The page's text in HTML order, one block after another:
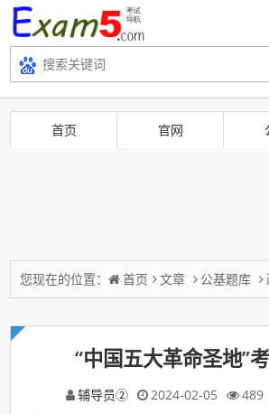
首页 官网
您现在的位置： 首页 文章 公基题库
“中国五大革命圣地”
辅导员② 2024-02-05 489